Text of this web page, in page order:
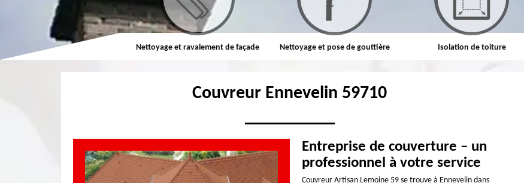
Couvreur Nettoyage et ravalement de façade Nettoyage et pose de gouttière Isolation de toiture
Couvreur Ennevelin 59710
Entreprise de couverture – un
professionnel à votre service
Couvreur Artisan Lemoine 59 se trouve à Ennevelin dans